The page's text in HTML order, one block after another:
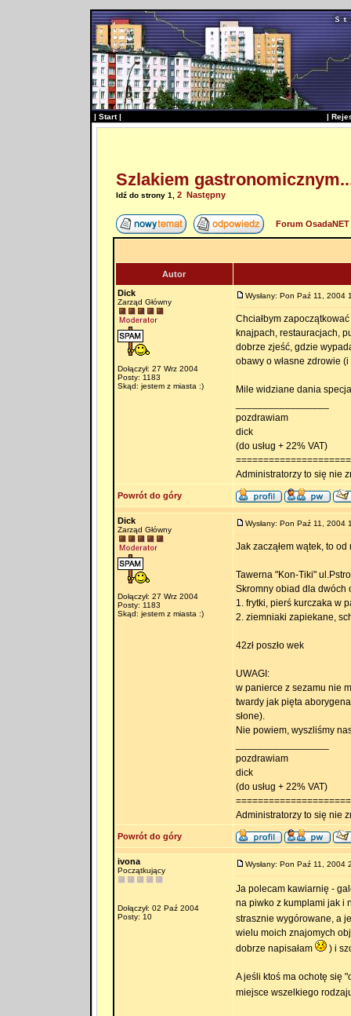
| Start| |
Szlakiem
Idź do strony 1 2 Następny
Forum
Autor
Dick
Zarząd Główny
Dołączył: 27 Wrz 2004
Posty: 1183
Skąd: jestem z miasta :)
Wysłany: Pon Paź 11, 2004
Chciałbym
knajpach, restauracjach,
dobrze zjeść, gdzie
obawy o własne zdrowie (i
Mile widziane dania
pozdrawiam
dick
(do usług + 22% VAT)
Administratorzy to się nie
Powrót do góry
Dick
Zarząd Główny
Dołączył: 27 Wrz 2004
Posty: 1183
Skąd: jestem z miasta :)
Wysłany: Pon Paź 11, 2004
Jak zacząłem wątek, to
Tawerna "Kon-Tiki"
Skromny obiad dla dwóch
1. frytki, pierś kurczaka w
2. ziemniaki zapiekane,
42zł poszło wek
UWAGI:
w panierce z sezamu nie
twardy jak pięta
słone).
Nie powiem, wyszliśmy
pozdrawiam
dick
(do usług + 22% VAT)
Administratorzy to się nie
Powrót do góry
ivona
Początkujący
Dołączył: 02 Paź 2004
Posty: 10
Wysłany: Pon Paź 11, 2004
Ja polecam kawiarnię -
na piwko z kumplami jak i
strasznie wygórowane, a
wielu moich znajomych
dobrze napisałam
) i
A jeśli ktoś ma ochotę się
miejsce wszelkiego